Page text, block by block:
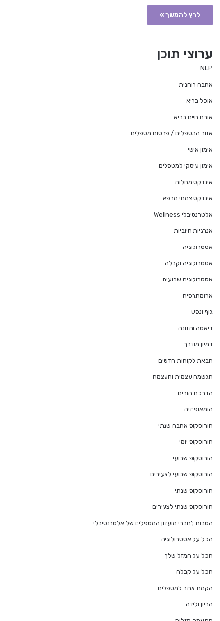
לחץ להמשך »
ערוצי תוכן
NLP
אהבה רוחנית
אוכל בריא
אורח חיים בריא
אזור המטפלים / פרסום מטפלים
אימון אישי
אימון עיסקי למטפלים
אינדקס מחלות
אינדקס צמחי מרפא
אלטרנטיבלי Wellness
אנרגיות חיוביות
אסטרולוגיה
אסטרולוגיה וקבלה
אסטרולוגיה שבועית
ארומתרפיה
גוף ונפש
דיאטה ותזונה
דמיון מודרך
הבאת לקוחות חדשים
הגשמה עצמית והעצמה
הדרכת הורים
הומאופתיה
הורוסקופ אהבה שנתי
הורוסקופ יומי
הורוסקופ שבועי
הורוסקופ שבועי לצעירים
הורוסקופ שנתי
הורוסקופ שנתי לצעירים
הטבות לחברי מועדון המטפלים של אלטרנטיבלי
הכל על אסטרולוגיה
הכל על המזל שלך
הכל על קבלה
הקמת אתר למטפלים
הריון ולידה